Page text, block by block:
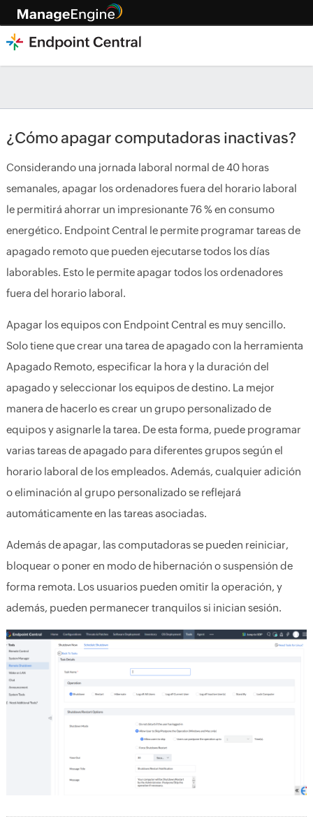
¿Cómo apagar computadoras inactivas?
Considerando una jornada laboral normal de 40 horas
semanales, apagar los ordenadores fuera del horario laboral
le permitirá ahorrar un impresionante 76 % en consumo
energético. Endpoint Central le permite programar tareas de
apagado remoto que pueden ejecutarse todos los días
laborables. Esto le permite apagar todos los ordenadores
fuera del horario laboral.
Apagar los equipos con Endpoint Central es muy sencillo.
Solo tiene que crear una tarea de apagado con la herramienta
Apagado Remoto, especificar la hora y la duración del
apagado y seleccionar los equipos de destino. La mejor
manera de hacerlo es crear un grupo personalizado de
equipos y asignarle la tarea. De esta forma, puede programar
varias tareas de apagado para diferentes grupos según el
horario laboral de los empleados. Además, cualquier adición
o eliminación al grupo personalizado se reflejará
automáticamente en las tareas asociadas.
Además de apagar, las computadoras se pueden reiniciar,
bloquear o poner en modo de hibernación o suspensión de
forma remota. Los usuarios pueden omitir la operación, y
además, pueden permanecer tranquilos si inician sesión.